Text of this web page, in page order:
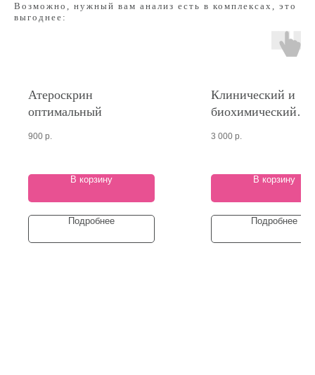
Возможно, нужный вам анализ есть в комплексах, это
выгоднее:
Атероскрин
оптимальный
900 р.
В корзину
Подробнее
Клинический и
биохимический
3 000 р.
В корзину
Подробнее